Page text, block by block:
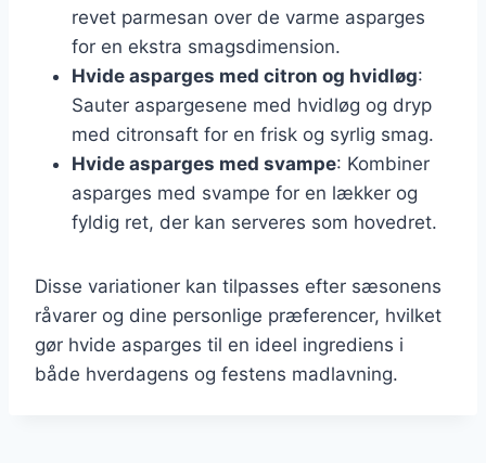
revet parmesan over de varme asparges
for en ekstra smagsdimension.
Hvide asparges med citron og hvidløg:
Sauter aspargesene med hvidløg og dryp
med citronsaft for en frisk og syrlig smag.
Hvide asparges med svampe: Kombiner
asparges med svampe for en lækker og
fyldig ret, der kan serveres som hovedret.
Disse variationer kan tilpasses efter sæsonens
råvarer og dine personlige præferencer, hvilket
gør hvide asparges til en ideel ingrediens i
både hverdagens og festens madlavning.